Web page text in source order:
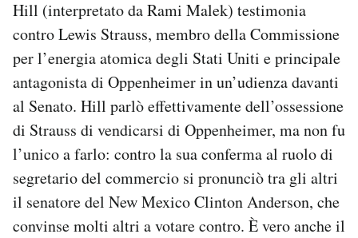
Hill (interpretato da Rami Malek) testimonia
contro Lewis Strauss, membro della Commissione
per l’energia atomica degli Stati Uniti e principale
antagonista di Oppenheimer in un’udienza davanti
al Senato. Hill parlò effettivamente dell’ossessione
di Strauss di vendicarsi di Oppenheimer, ma non fu
l’unico a farlo: contro la sua conferma al ruolo di
segretario del commercio si pronunciò tra gli altri
il senatore del New Mexico Clinton Anderson, che
convinse molti altri a votare contro. È vero anche il